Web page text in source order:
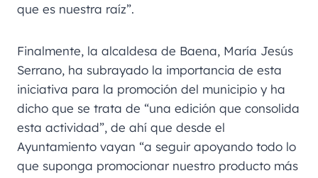
que es nuestra raíz”.
Finalmente, la alcaldesa de Baena, María Jesús
Serrano, ha subrayado la importancia de esta
iniciativa para la promoción del municipio y ha
dicho que se trata de “una edición que consolida
esta actividad”, de ahí que desde el
Ayuntamiento vayan “a seguir apoyando todo lo
que suponga promocionar nuestro producto más